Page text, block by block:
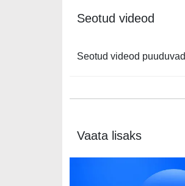
Seotud videod
Seotud videod puuduvad
Vaata lisaks